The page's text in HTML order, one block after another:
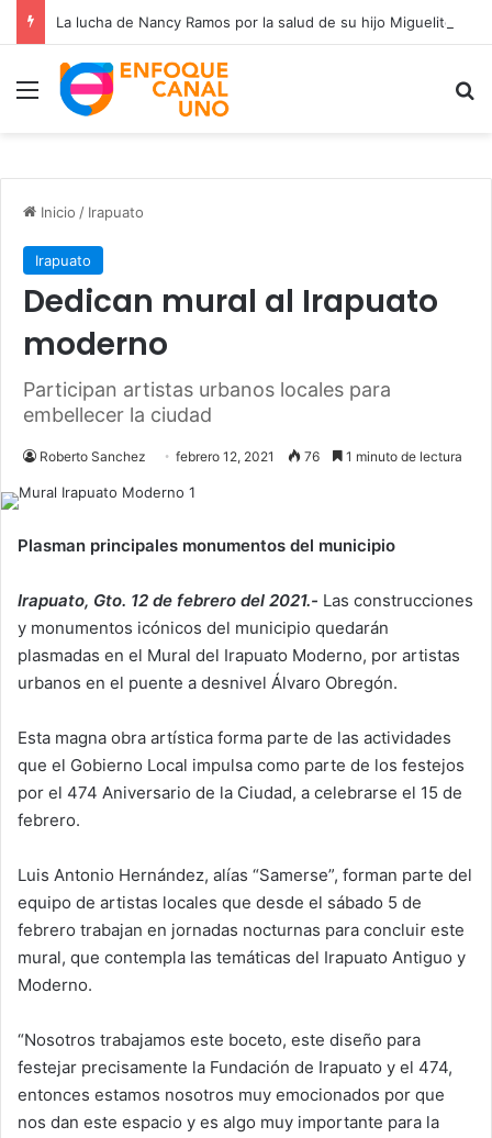
La lucha de Nancy Ramos por la salud de su hijo Miguelito
Menú
Inicio / Irapuato
Irapuato
Dedican mural al Irapuato
moderno
Participan artistas urbanos locales para
embellecer la ciudad
Roberto Sanchez febrero 12, 2021 76 1 minuto de lectura
Plasman principales monumentos del municipio
Irapuato, Gto. 12 de febrero del 2021.- Las construcciones
y monumentos icónicos del municipio quedarán
plasmadas en el Mural del Irapuato Moderno, por artistas
urbanos en el puente a desnivel Álvaro Obregón.
Esta magna obra artística forma parte de las actividades
que el Gobierno Local impulsa como parte de los festejos
por el 474 Aniversario de la Ciudad, a celebrarse el 15 de
febrero.
Luis Antonio Hernández, alías “Samerse”, forman parte del
equipo de artistas locales que desde el sábado 5 de
febrero trabajan en jornadas nocturnas para concluir este
mural, que contempla las temáticas del Irapuato Antiguo y
Moderno.
“Nosotros trabajamos este boceto, este diseño para
festejar precisamente la Fundación de Irapuato y el 474,
entonces estamos nosotros muy emocionados por que
nos dan este espacio y es algo muy importante para la